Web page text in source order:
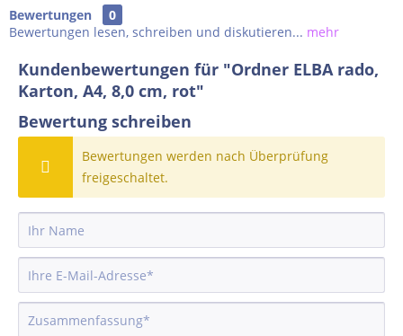
Bewertungen
0
Bewertungen lesen, schreiben und diskutieren... mehr
Kundenbewertungen für "Ordner ELBA rado,
Karton, A4, 8,0 cm, rot"
Bewertung schreiben
Bewertungen werden nach Überprüfung
freigeschaltet.